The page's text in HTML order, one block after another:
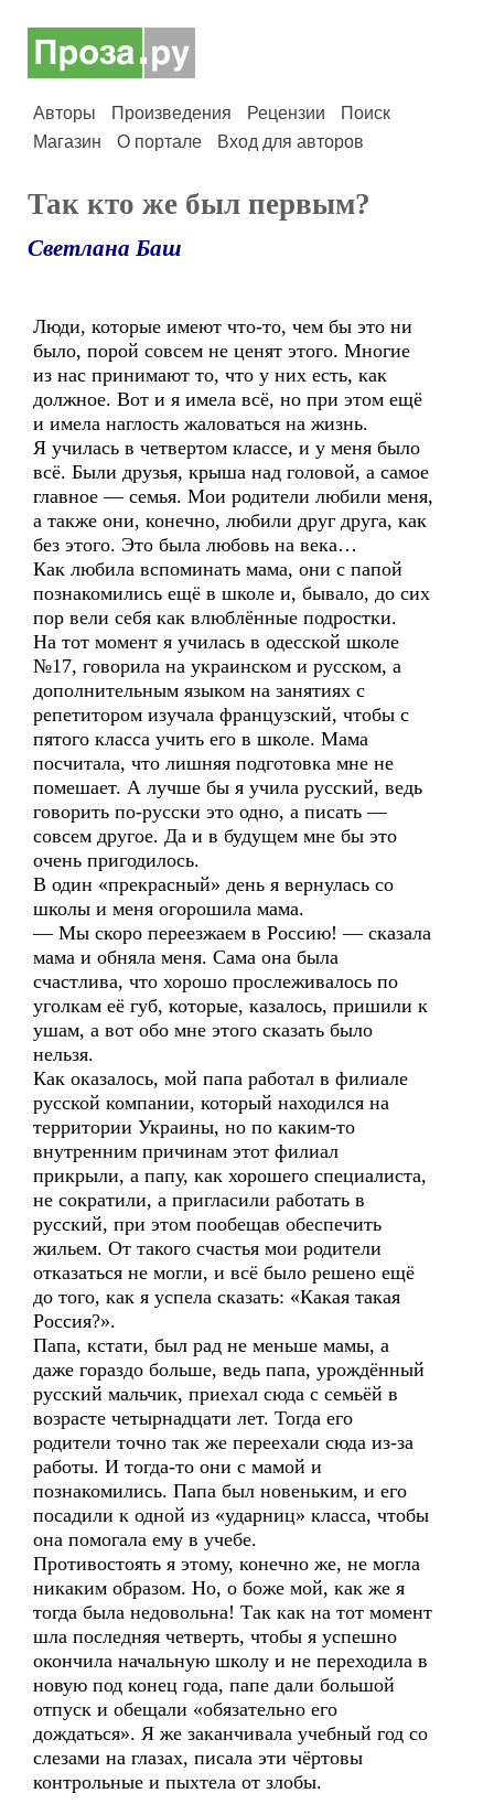
Авторы Произведения Рецензии
Поиск
Магазин
О портале Вход для авторов
Так кто же был первым?
Светлана Баш
Люди, которые имеют что-то, чем бы это ни
было, порой совсем не ценят этого. Многие
из нас принимают то, что у них есть, как
должное. Вот и я имела всё, но при этом ещё
и имела наглость жаловаться на жизнь.
Я училась в четвертом классе, и у меня было
всё. Были друзья, крыша над головой, а самое
главное — семья. Мои родители любили меня,
а также они, конечно, любили друг друга, как
без этого. Это была любовь на века…
Как любила вспоминать мама, они с папой
познакомились ещё в школе и, бывало, до сих
пор вели себя как влюблённые подростки.
На тот момент я училась в одесской школе
№17, говорила на украинском и русском, а
дополнительным языком на занятиях с
репетитором изучала французский, чтобы с
пятого класса учить его в школе. Мама
посчитала, что лишняя подготовка мне не
помешает. А лучше бы я учила русский, ведь
говорить по-русски это одно, а писать —
совсем другое. Да и в будущем мне бы это
очень пригодилось.
В один «прекрасный» день я вернулась со
школы и меня огорошила мама.
— Мы скоро переезжаем в Россию! — сказала
мама и обняла меня. Сама она была
счастлива, что хорошо прослеживалось по
уголкам её губ, которые, казалось, пришили к
ушам, а вот обо мне этого сказать было
нельзя.
Как оказалось, мой папа работал в филиале
русской компании, который находился на
территории Украины, но по каким-то
внутренним причинам этот филиал
прикрыли, а папу, как хорошего специалиста,
не сократили, а пригласили работать в
русский, при этом пообещав обеспечить
жильем. От такого счастья мои родители
отказаться не могли, и всё было решено ещё
до того, как я успела сказать: «Какая такая
Россия?».
Папа, кстати, был рад не меньше мамы, а
даже гораздо больше, ведь папа, урождённый
русский мальчик, приехал сюда с семьёй в
возрасте четырнадцати лет. Тогда его
родители точно так же переехали сюда из-за
работы. И тогда-то они с мамой и
познакомились. Папа был новеньким, и его
посадили к одной из «ударниц» класса, чтобы
она помогала ему в учебе.
Противостоять я этому, конечно же, не могла
никаким образом. Но, о боже мой, как же я
тогда была недовольна! Так как на тот момент
шла последняя четверть, чтобы я успешно
окончила начальную школу и не переходила в
новую под конец года, папе дали большой
отпуск и обещали «обязательно его
дождаться». Я же заканчивала учебный год со
слезами на глазах, писала эти чёртовы
контрольные и пыхтела от злобы.